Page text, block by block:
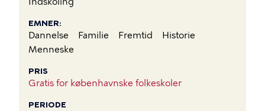
EMNER
Dannelse Familie Fremtid
Historie
Menneske
PRIS
Gratis for københavnske folkeskoler
PERIODE